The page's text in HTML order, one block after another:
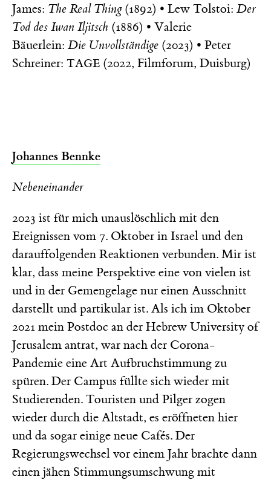
James: The Real Thing(1892) • Lew Tolstoi: Der
Tod des Iwan Iljitsch (1886) • Valerie
Bäuerlein: Die Unvollständige (2023) • Peter
Schreiner: TAGE (2022, Filmforum, Duisburg)
Johannes Bennke
Nebeneinander
2023 ist für mich unauslöschlich mit den
Ereignissen vom 7. Oktober in Israel und den
darauffolgenden Reaktionen verbunden. Mir ist
klar, dass meine Perspektive eine von vielen ist
und in der Gemengelage nur einen Ausschnitt
darstellt und partikular ist. Als ich im Oktober
2021 mein Postdoc an der Hebrew University of
Jerusalem antrat, war nach der Corona-
Pandemie eine Art Aufbruchstimmung zu
spüren. Der Campus füllte sich wieder mit
Studierenden. Touristen und Pilger zogen
wieder durch die Altstadt, es eröffneten hier
und da sogar einige neue Cafés. Der
Regierungswechsel vor einem Jahr brachte dann
einen jähen Stimmungsumschwung mit